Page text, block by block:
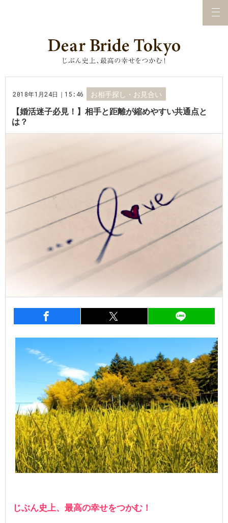
2018年1月24日｜15:46 お相手探し・お見合い
【婚活迷子必見！】相手と距離が縮めやすい共通点と
は？
シェア シェア
じぶん史上、最高の幸せをつかむ！